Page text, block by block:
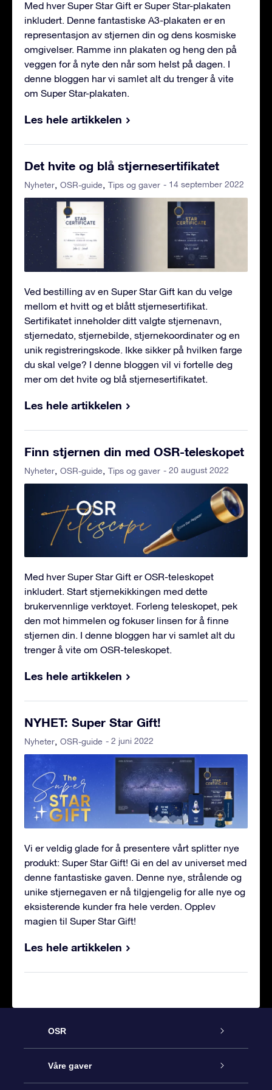
Med hver Super Star Gift er Super Star-plakaten
inkludert. Denne fantastiske A3-plakaten er en
representasjon av stjernen din og dens kosmiske
omgivelser. Ramme inn plakaten og heng den på
veggen for å nyte den når som helst på dagen. I
denne bloggen har vi samlet alt du trenger å vite
om Super Star-plakaten.
Les hele artikkelen
Det hvite og blå stjernesertifikatet
Nyheter OSR-guide Tips og gaver - 14 september 2022
Ved bestilling av en Super Star Gift kan du velge
mellom et hvitt og et blått stjernesertifikat.
Sertifikatet inneholder ditt valgte stjernenavn,
stjernedato, stjernebilde, stjernekoordinater og en
unik registreringskode. Ikke sikker på hvilken farge
du skal velge? I denne bloggen vil vi fortelle deg
mer om det hvite og blå stjernesertifikatet.
Les hele artikkelen
Finn stjernen din med OSR-teleskopet
Nyheter OSR-guide Tips og gaver - 20 august 2022
Med hver Super Star Gift er OSR-teleskopet
inkludert. Start stjernekikkingen med dette
brukervennlige verktøyet. Forleng teleskopet, pek
den mot himmelen og fokuser linsen for å finne
stjernen din. I denne bloggen har vi samlet alt du
trenger å vite om OSR-teleskopet.
Les hele artikkelen
NYHET: Super Star Gift!
Nyheter OSR-guide - 2 juni 2022
Vi er veldig glade for å presentere vårt splitter nye
produkt: Super Star Gift! Gi en del av universet med
denne fantastiske gaven. Denne nye, strålende og
unike stjernegaven er nå tilgjengelig for alle nye og
eksisterende kunder fra hele verden. Opplev
magien til Super Star Gift!
Les hele artikkelen
OSR
Kundeservice
Våre gaver